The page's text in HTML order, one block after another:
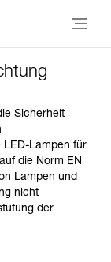
Sicherheit
LED-Lampen für
die Norm EN
Lampen und
nicht
der